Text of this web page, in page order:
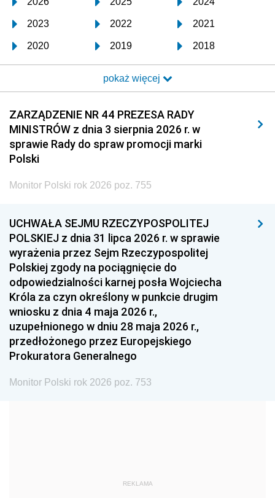
2023 2022 2021
2020 2019 2018
2017 2016 2015
2014 2013 2012
2011 2010 2009
2008 2007 2006
2005
1996 1995 1994
1993 1992 1991
1990 1989
1987 1986 1985
1984 1983
1981 1980 1979
1978 1977
1975 1974
1959
pokaż więcej
ZARZĄDZENIE NR 44 PREZESA RADY
MINISTRÓW z dnia 3 sierpnia 2026 r. w
sprawie Rady do spraw promocji marki
Polski
Monitor Polski rok 2026 poz. 755
UCHWAŁA SEJMU RZECZYPOSPOLITEJ
POLSKIEJ z dnia 31 lipca 2026 r. w sprawie
wyrażenia przez Sejm Rzeczypospolitej
Polskiej zgody na pociągnięcie do
odpowiedzialności karnej posła Wojciecha
Króla za czyn określony w punkcie drugim
wniosku z dnia 4 maja 2026 r.,
uzupełnionego w dniu 28 maja 2026 r.,
przedłożonego przez Europejskiego
Prokuratora Generalnego
Monitor Polski rok 2026 poz. 753
REKLAMA